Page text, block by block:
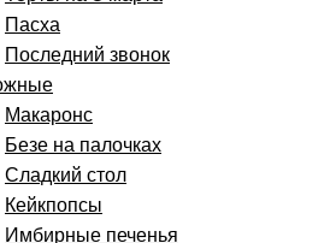
Пасха
Последний звонок
Макаронс
Безе на палочках
Сладкий стол
Кейкпопсы
Имбирные печенья